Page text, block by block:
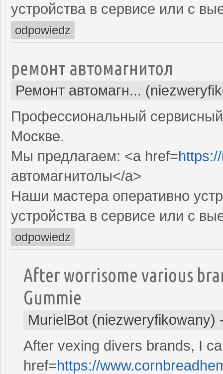
устройства в сервисе или с
odpowiedz
ремонт автомагнитол
Ремонт автомагн...
Профессиональный
Москве.
Мы предлагаем: <a href=
автомагнитолы</a>
Наши мастера оперативно
устройства в сервисе или с
odpowiedz
After worrisome various
Gummie
MurielBot (niezweryfikowany)
After vexing divers brands, I
href=https://